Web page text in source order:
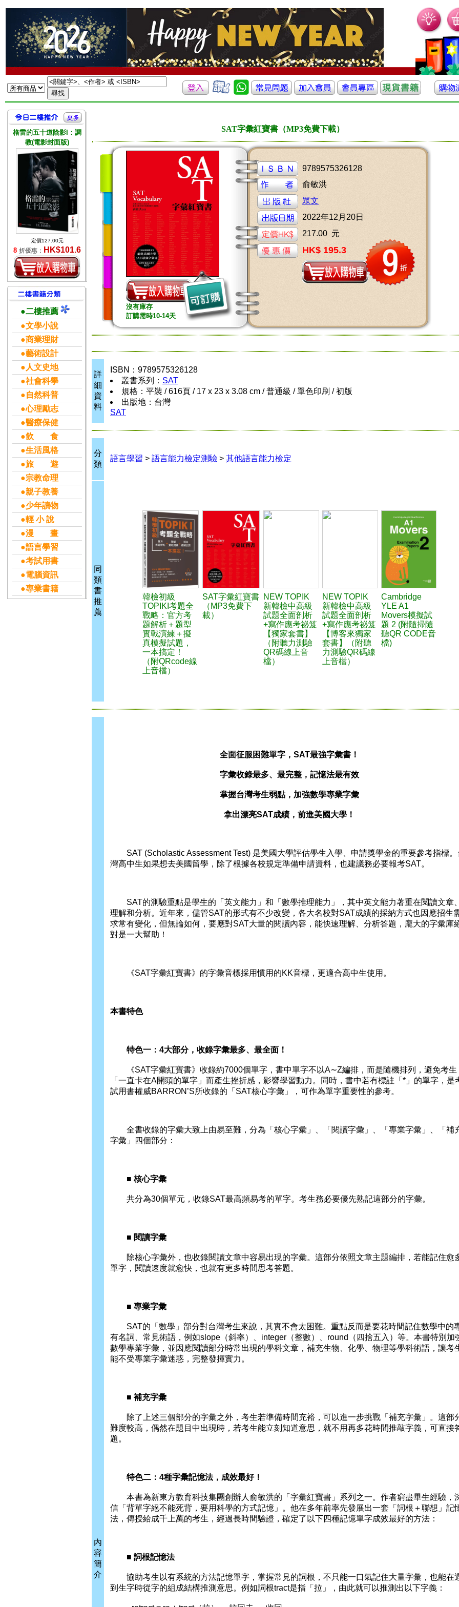
格雷的五十道陰影I：調
教(電影封面版)
定價127.00元
8 折優惠： HK$101.6
●二樓推薦
●文學小說
●商業理財
●藝術設計
●人文史地
●社會科學
●自然科普
●心理勵志
●醫療保健
●飲 食
●生活風格
●旅 遊
●宗教命理
●親子教養
●少年讀物
●輕 小 說
●漫 畫
●語言學習
●考試用書
●電腦資訊
●專業書籍
SAT字彙紅寶書（MP3免費下載）
沒有庫存
訂購需時10-14天
9789575326128
俞敏洪
眾文
2022年12月20日
217.00 元
HK$ 195.3
詳
細
資
料
ISBN：9789575326128
叢書系列： SAT
規格：平裝 / 616頁 / 17 x 23 x 3.08 cm / 普通級 / 單色印刷 / 初版
出版地：台灣
SAT
分
類
語言學習 > 語言能力檢定測驗 > 其他語言能力檢定
同
類
書
推
薦
韓檢初級
TOPIKI考題全
戰略：官方考
題解析＋題型
實戰演練＋擬
真模擬試題，
一本搞定！
（附QRcode線
上音檔）
SAT字彙紅寶書
（MP3免費下
載）
NEW TOPIK
新韓檢中高級
試題全面剖析
+寫作應考祕笈
【獨家套書】
（附聽力測驗
QR碼線上音
檔）
NEW TOPIK
新韓檢中高級
試題全面剖析
+寫作應考祕笈
【博客來獨家
套書】（附聽
力測驗QR碼線
上音檔）
Cambridge
YLE A1
Movers模擬試
題 2 (附隨掃隨
聽QR CODE音
檔)
內
容
簡
介
全面征服困難單字，SAT最強字彙書！
字彙收錄最多、最完整，記憶法最有效
掌握台灣考生弱點，加強數學專業字彙
拿出漂亮SAT成績，前進美國大學！
SAT (Scholastic Assessment Test) 是美國大學評估學生入學、申請獎學金的重要參考指標。
灣高中生如果想去美國留學，除了根據各校規定準備申請資料，也建議務必要報考SAT。
SAT的測驗重點是學生的「英文能力」和「數學推理能力」，其中英文能力著重在閱讀文章、
理解和分析。近年來，儘管SAT的形式有不少改變，各大名校對SAT成績的採納方式也因應招生
求常有變化，但無論如何，要應對SAT大量的閱讀內容，能快速理解、分析答題，龐大的字彙庫
對是一大幫助！
《SAT字彙紅寶書》的字彙音標採用慣用的KK音標，更適合高中生使用。
本書特色
特色一：4大部分，收錄字彙最多、最全面！
《SAT字彙紅寶書》收錄約7000個單字，書中單字不以A∼Z編排，而是隨機排列，避免考生
「一直卡在A開頭的單字」而產生挫折感，影響學習動力。同時，書中若有標註「*」的單字，是
試用書權威BARRON’S所收錄的「SAT核心字彙」，可作為單字重要性的參考。
全書收錄的字彙大致上由易至難，分為「核心字彙」、「閱讀字彙」、「專業字彙」、「補
字彙」四個部分：
■ 核心字彙
共分為30個單元，收錄SAT最高頻易考的單字。考生務必要優先熟記這部分的字彙。
■ 閱讀字彙
除核心字彙外，也收錄閱讀文章中容易出現的字彙。這部分依照文章主題編排，若能記住愈
單字，閱讀速度就愈快，也就有更多時間思考答題。
■ 專業字彙
SAT的「數學」部分對台灣考生來說，其實不會太困難。重點反而是要花時間記住數學中的
有名詞、常見術語，例如slope（斜率）、integer（整數）、round（四捨五入）等。本書特別加
數學專業字彙，並因應閱讀部分時常出現的學科文章，補充生物、化學、物理等學科術語，讓考
能不受專業字彙迷惑，完整發揮實力。
■ 補充字彙
除了上述三個部分的字彙之外，考生若準備時間充裕，可以進一步挑戰「補充字彙」。這部
難度較高，偶然在題目中出現時，若考生能立刻知道意思，就不用再多花時間推敲字義，可直接
題。
特色二：4種字彙記憶法，成效最好！
本書為新東方教育科技集團創辦人俞敏洪的「字彙紅寶書」系列之一。作者窮盡畢生經驗，
信「背單字絕不能死背，要用科學的方式記憶」。他在多年前率先發展出一套「詞根＋聯想」記
法，傳授給成千上萬的考生，經過長時間驗證，確定了以下四種記憶單字成效最好的方法：
■ 詞根記憶法
協助考生以有系統的方法記憶單字，掌握常見的詞根，不只能一口氣記住大量字彙，也能在
到生字時從字的組成結構推測意思。例如詞根tract是指「拉」，由此就可以推測出以下字義：